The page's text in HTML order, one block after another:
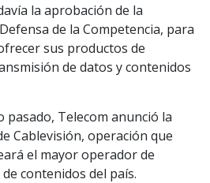
la aprobación de la
de la Competencia, para
sus productos de
de datos y contenidos
pasado, Telecom anunció la
Cablevisión, operación que
el mayor operador de
contenidos del país.